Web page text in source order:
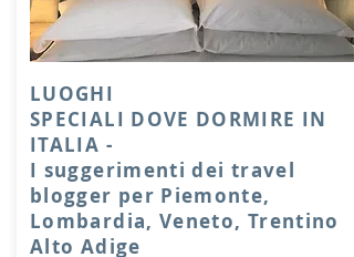
LUOGHI
SPECIALI DOVE DORMIRE IN
ITALIA -
I suggerimenti dei travel
blogger per Piemonte,
Lombardia, Veneto, Trentino
Alto Adige